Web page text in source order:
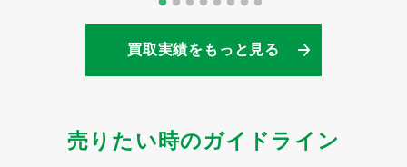
買取実績をもっと見る
売りたい時のガイドライン